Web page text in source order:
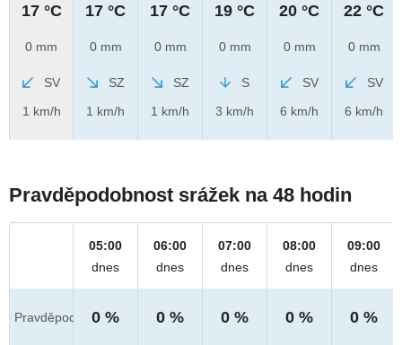
17 °C
0 mm
SV
1 km/h
17 °C
0 mm
SZ
1 km/h
17 °C
0 mm
SZ
1 km/h
19 °C
0 mm
S
3 km/h
20 °C
0 mm
SV
6 km/h
22 °C
0 mm
SV
6 km/h
Pravděpodobnost srážek na 48 hodin
Pravděpod.
05:00
dnes
0 %
06:00
dnes
0 %
07:00
dnes
0 %
08:00
dnes
0 %
09:00
dnes
0 %